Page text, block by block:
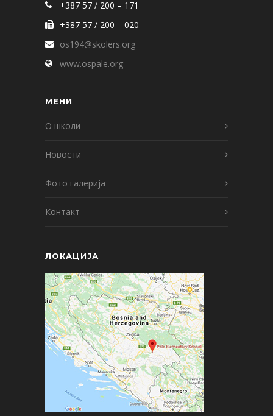
+387 57 / 200 – 171
+387 57 / 200 – 020
os194@skolers.org
www.ospale.org
МЕНИ
О школи
Новости
Фото галерија
Контакт
ЛОКАЦИЈА